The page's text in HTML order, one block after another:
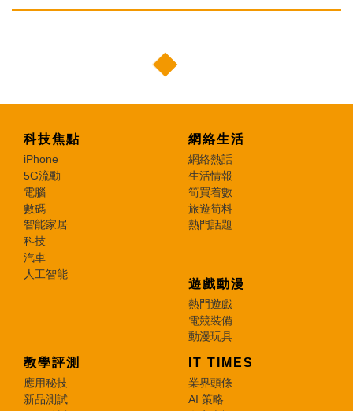
科技焦點
iPhone
5G流動
電腦
數碼
智能家居
科技
汽車
人工智能
網絡生活
網絡熱話
生活情報
筍買着數
旅遊筍料
熱門話題
遊戲動漫
熱門遊戲
電競裝備
動漫玩具
教學評測
應用秘技
新品測試
IT TIMES
業界頭條
AI 策略